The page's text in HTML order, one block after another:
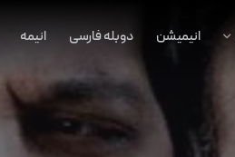
انیمیشن دوبله فارسی انیمه